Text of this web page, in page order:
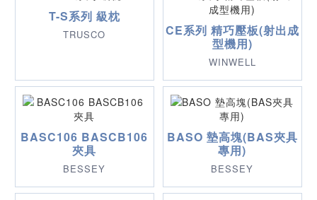
T-S系列 級枕
TRUSCO
CE系列 精巧壓板(射出成
型機用)
WINWELL
BASC106 BASCB106
夾具
BESSEY
BASO 墊高塊(BAS夾具
專用)
BESSEY